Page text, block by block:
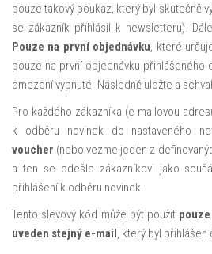
pouze takový poukaz, který byl skutečně
se zákazník přihlásil k newsletteru).
Pouze na první objednávku, které
pouze na první objednávku přihlášeného
omezení vypnuté. Následně uložte a
Pro každého zákazníka (e-mailovou
k odběru novinek do nastaveného
voucher (nebo vezme jeden z
a ten se odešle zákazníkovi jako
přihlášení k odběru novinek.
Tento slevový kód může být použit
uveden stejný e-mail, který byl